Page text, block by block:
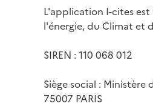
L'application I-cites
l'énergie, du Climat et
SIREN : 110 068 012
Siège social :
75007 PARIS